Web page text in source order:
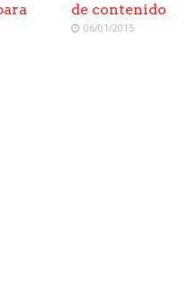
de contenido
06/01/2015